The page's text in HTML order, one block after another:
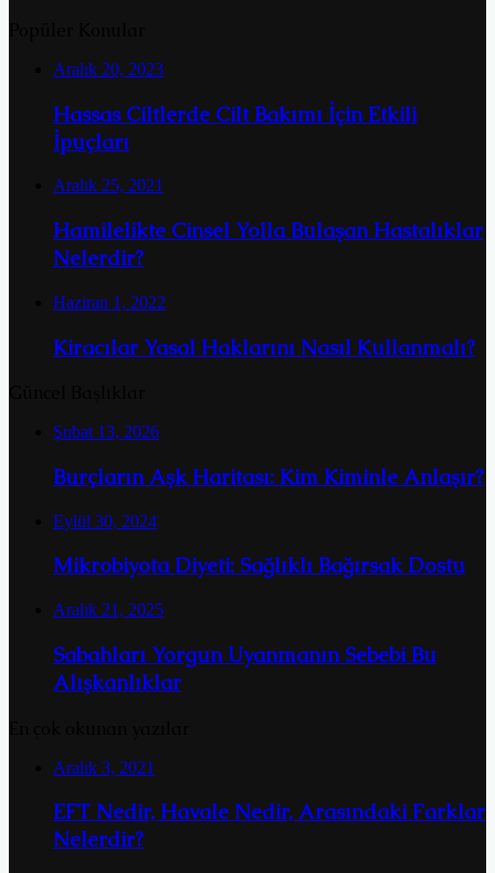
Aralık 20, 2023
Hassas Ciltlerde Cilt Bakımı İçin Etkili
İpuçları
Aralık 25, 2021
Hamilelikte Cinsel Yolla Bulaşan Hastalıklar
Nelerdir?
Haziran 1, 2022
Kiracılar Yasal Haklarını Nasıl Kullanmalı?
Şubat 13, 2026
Burçların Aşk Haritası: Kim Kiminle Anlaşır?
Eylül 30, 2024
Mikrobiyota Diyeti: Sağlıklı Bağırsak Dostu
Aralık 21, 2025
Sabahları Yorgun Uyanmanın Sebebi Bu
Alışkanlıklar
Aralık 3, 2021
EFT Nedir, Havale Nedir, Arasındaki Farklar
Nelerdir?